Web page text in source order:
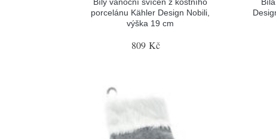
porcelánu Kähler Design Nobili,
výška 19 cm
809 Kč